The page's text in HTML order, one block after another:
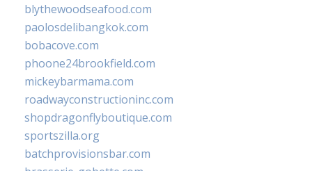
blythewoodseafood.com
paolosdelibangkok.com
bobacove.com
phoone24brookfield.com
mickeybarmama.com
roadwayconstructioninc.com
shopdragonflyboutique.com
sportszilla.org
batchprovisionsbar.com